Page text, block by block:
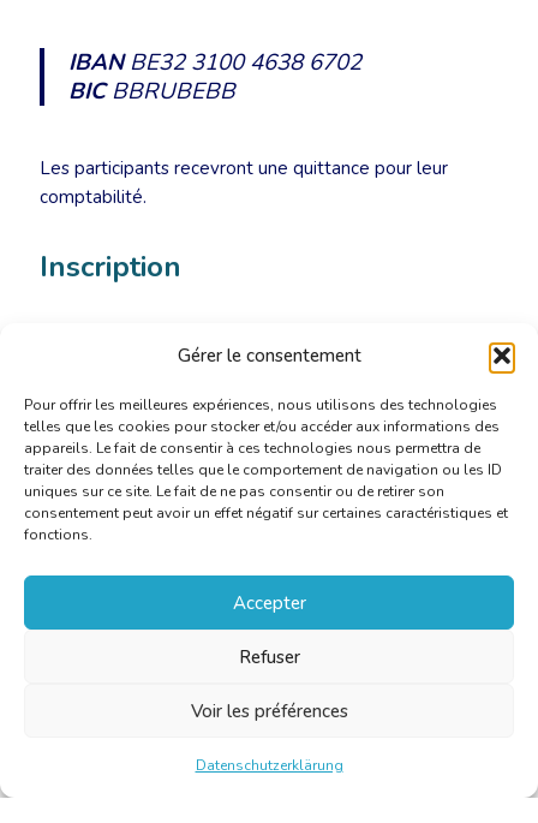
Gérer le consentement
Pour offrir les meilleures expériences, nous utilisons des technologies
telles que les cookies pour stocker et/ou accéder aux informations des
appareils. Le fait de consentir à ces technologies nous permettra de
traiter des données telles que le comportement de navigation ou les ID
uniques sur ce site. Le fait de ne pas consentir ou de retirer son
consentement peut avoir un effet négatif sur certaines caractéristiques et
fonctions.
Accepter
Refuser
Voir les préférences
Datenschutzerklärung
IBANBE32 3100 4638 6702
BICBBRUBEBB
Les participants recevront une quittance pour leur
comptabilité.
Inscription
le jeudi 22 février 2018au plus tard.